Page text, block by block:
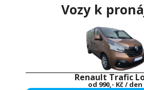
Vozy k
Renault Trafic
od 990,- Kč/ den